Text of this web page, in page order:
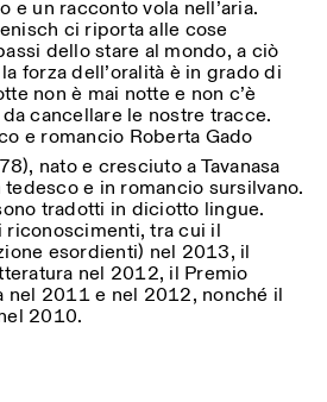
e un racconto vola nell’aria.
ci riporta alle cose
dello stare al mondo, a ciò
forza dell’oralità è in grado di
non è mai notte e non c’è
cancellare le nostre tracce.
e romancio Roberta Gado
nato e cresciuto a Tavanasa
e in romancio sursilvano.
tradotti in diciotto lingue.
riconoscimenti, tra cui il
esordienti) nel 2013, il
nel 2012, il Premio
nel 2011 e nel 2012, nonché il
2010.